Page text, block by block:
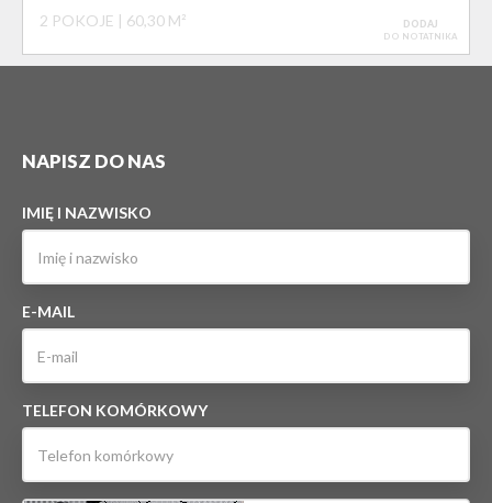
2 POKOJE 60,30 M² DODAJ
DO NOTATNIKA
NAPISZ DO NAS
IMIĘ I NAZWISKO
E-MAIL
TELEFON KOMÓRKOWY